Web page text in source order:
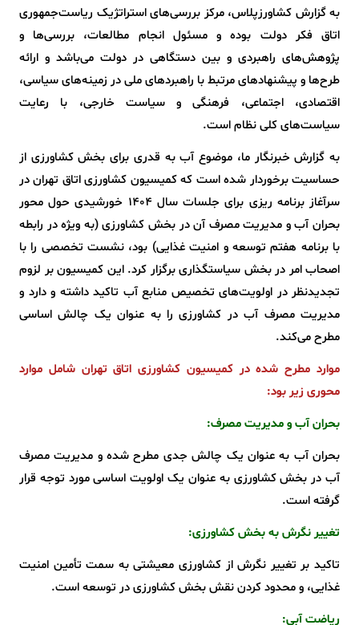
به گزارش کشاورزپلاس، مرکز بررسی‌های استراتژیک ریاست‌جمهوری
اتاق فکر دولت بوده و مسئول انجام مطالعات، بررسی‌ها و
پژوهش‌های راهبردی و بین دستگاهی در دولت می‌باشد و ارائه
طرح‌ها و پیشنهادهای مرتبط با راهبردهای ملی در زمینه‌های سیاسی،
اقتصادی، اجتماعی، فرهنگی و سیاست خارجی، با رعایت
سیاست‌های کلی نظام است.
به گزارش خبرنگار ما، موضوع آب به قدری برای بخش کشاورزی از
حساسیت برخوردار شده است که کمیسیون کشاورزی اتاق تهران در
سرآغاز برنامه ریزی برای جلسات سال 1404 خورشیدی حول محور
بحران آب و مدیریت مصرف آن در بخش کشاورزی (به ویژه در رابطه
با برنامه هفتم توسعه و امنیت غذایی) بود، نشست تخصصی را با
اصحاب امر در بخش سیاستگذاری برگزار کرد. این کمیسیون بر لزوم
تجدیدنظر در اولویت‌های تخصیص منابع آب تاکید داشته و دارد و
مدیریت مصرف آب در کشاورزی را به عنوان یک چالش اساسی
مطرح می‌کند.
موارد مطرح شده در کمیسیون کشاورزی اتاق تهران شامل موارد
محوری زیر بود:
بحران آب و مدیریت مصرف:
بحران آب به عنوان یک چالش جدی مطرح شده و مدیریت مصرف
آب در بخش کشاورزی به عنوان یک اولویت اساسی مورد توجه قرار
گرفته است.
تغییر نگرش به بخش کشاورزی:
تاکید بر تغییر نگرش از کشاورزی معیشتی به سمت تأمین امنیت
غذایی، و محدود کردن نقش بخش کشاورزی در توسعه است.
ریاضت آبی: